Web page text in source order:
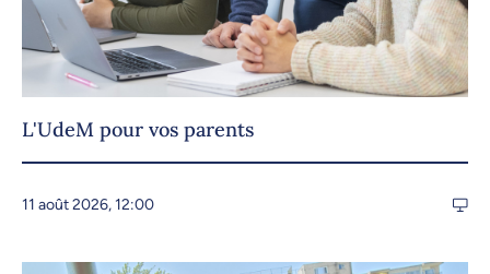
L'UdeM pour vos parents
11 août 2026, 12:00